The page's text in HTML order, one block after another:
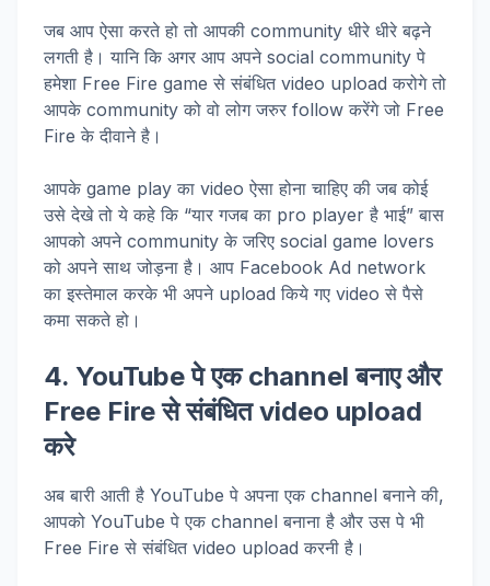
जब आप ऐसा करते हो तो आपकी community धीरे धीरे बढ़ने
लगती है। यानि कि अगर आप अपने social community पे
हमेशा Free Fire game से संबंधित video upload करोगे तो
आपके community को वो लोग जरुर follow करेंगे जो Free
Fire के दीवाने है।
आपके game play का video ऐसा होना चाहिए की जब कोई
उसे देखे तो ये कहे कि “यार गजब का pro player है भाई” बास
आपको अपने community के जरिए social game lovers
को अपने साथ जोड़ना है। आप Facebook Ad network
का इस्तेमाल करके भी अपने upload किये गए video से पैसे
कमा सकते हो।
4. YouTubeपे एकchannelबनाए और
Free Fireसे संबंधितvideo upload
करे
अब बारी आती है YouTube पे अपना एक channel बनाने की,
आपको YouTube पे एक channel बनाना है और उस पे भी
Free Fire से संबंधित video upload करनी है।